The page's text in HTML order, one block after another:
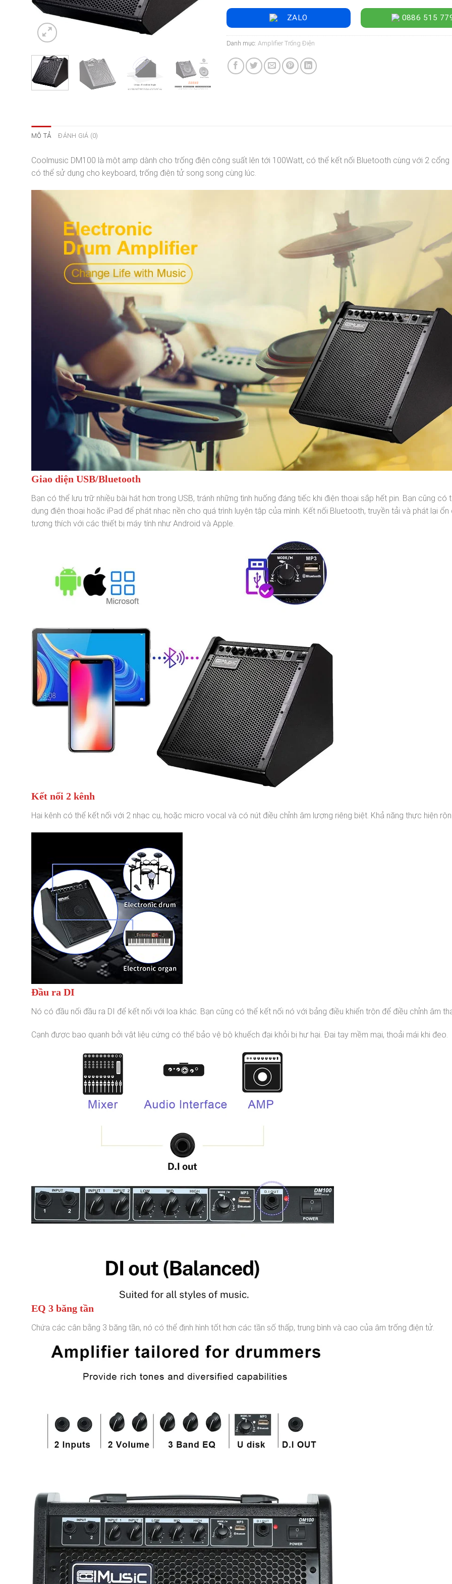
ZALO 0886 515
Danh mục:Amplifier Trống Điện
MÔ TẢ ĐÁNH GIÁ (0)
Coolmusic DM100 là một amp dành cho trống điện công suất lên tới 100Watt, có thể kết nối Bluetooth cùng với 2 cổng
có thể sử dụng cho keyboard, trống điện tử song song cùng lúc.
Giao diện USB/Bluetooth
Bạn có thể lưu trữ nhiều bài hát hơn trong USB, tránh những tình huống đáng tiếc khi điện thoại sắp hết pin. Bạn cũng có
dụng điện thoại hoặc iPad để phát nhạc nền cho quá trình luyện tập của mình. Kết nối Bluetooth, truyền tải và phát lại ổn
tương thích với các thiết bị máy tính như Android và Apple.
Kết nối 2 kênh
Hai kênh có thể kết nối với 2 nhạc cụ, hoặc micro vocal và có nút điều chỉnh âm lượng riêng biệt. Khả năng thực hiện
Đầu ra DI
Nó có đầu nối đầu ra DI để kết nối với loa khác. Bạn cũng có thể kết nối nó với bảng điều khiển trộn để điều chỉnh âm
Cạnh được bao quanh bởi vật liệu cứng có thể bảo vệ bộ khuếch đại khỏi bị hư hại. Đai tay mềm mại, thoải mái khi đeo.
EQ 3 băng tần
Chứa các cân bằng 3 băng tần, nó có thể định hình tốt hơn các tần số thấp, trung bình và cao của âm trống điện tử.